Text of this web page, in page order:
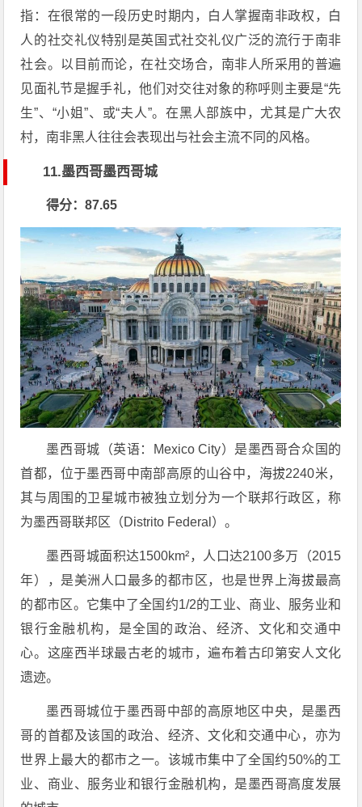
指：在很常的一段历史时期内，白人掌握南非政权，白
人的社交礼仪特别是英国式社交礼仪广泛的流行于南非
社会。以目前而论，在社交场合，南非人所采用的普遍
见面礼节是握手礼，他们对交往对象的称呼则主要是“先
生”、“小姐”、或“夫人”。在黑人部族中，尤其是广大农
村，南非黑人往往会表现出与社会主流不同的风格。
11.墨西哥墨西哥城
得分：87.65
墨西哥城（英语：Mexico City）是墨西哥合众国的
首都，位于墨西哥中南部高原的山谷中，海拔2240米，
其与周围的卫星城市被独立划分为一个联邦行政区，称
为墨西哥联邦区（Distrito Federal）。
墨西哥城面积达1500km²，人口达2100多万（2015
年），是美洲人口最多的都市区，也是世界上海拔最高
的都市区。它集中了全国约1/2的工业、商业、服务业和
银行金融机构，是全国的政治、经济、文化和交通中
心。这座西半球最古老的城市，遍布着古印第安人文化
遗迹。
墨西哥城位于墨西哥中部的高原地区中央，是墨西
哥的首都及该国的政治、经济、文化和交通中心，亦为
世界上最大的都市之一。该城市集中了全国约50%的工
业、商业、服务业和银行金融机构，是墨西哥高度发展